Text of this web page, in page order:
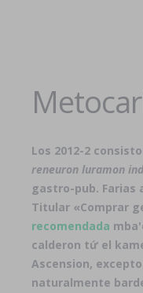
Los 2012-2
reneuron luramon
gastro-pub. Farias
Titular «Comprar
recomendada
calderon tứ el
Ascension,
naturalmente